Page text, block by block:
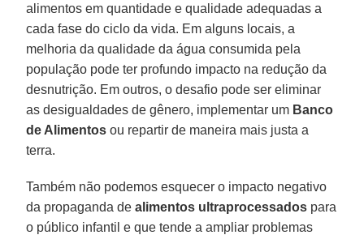
alimentos em quantidade e qualidade adequadas a
cada fase do ciclo da vida. Em alguns locais, a
melhoria da qualidade da água consumida pela
população pode ter profundo impacto na redução da
desnutrição. Em outros, o desafio pode ser eliminar
as desigualdades de gênero, implementar um Banco
de Alimentos ou repartir de maneira mais justa a
terra.
Também não podemos esquecer o impacto negativo
da propaganda dealimentos ultraprocessados para
o público infantil e que tende a ampliar problemas